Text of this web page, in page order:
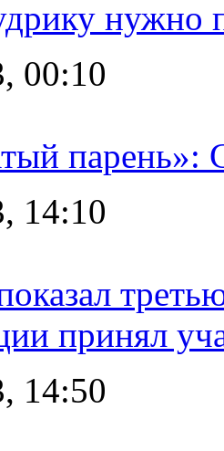
нужно
00:10
парень»:
14:10
принял
14:50